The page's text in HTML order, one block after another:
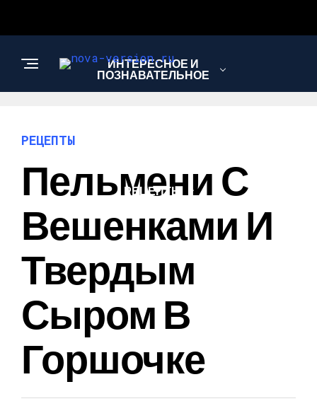
ИНТЕРЕСНОЕ И
ПОЗНАВАТЕЛЬНОЕ
РЕЦЕПТЫ
РЕЦЕПТЫ
Пельмени С
Вешенками И
Твердым
Сыром В
Горшочке